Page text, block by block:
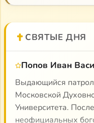
СВЯТЫЕ ДНЯ
Попов Иван
Выдающийся
Московской
Университета.
неофициальных